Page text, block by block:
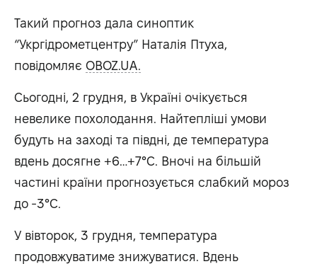
Такий прогноз дала синоптик
“Укргідрометцентру” Наталія Птуха,
повідомляє OBOZ.UA.
Сьогодні, 2 грудня, в Україні очікується
невелике похолодання. Найтепліші умови
будуть на заході та півдні, де температура
вдень досягне +6…+7°C. Вночі на більшій
частині країни прогнозується слабкий мороз
до -3°C.
У вівторок, 3 грудня, температура
продовжуватиме знижуватися. Вдень